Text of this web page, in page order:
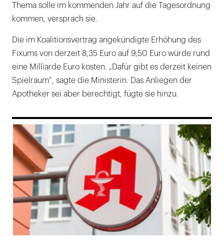
Thema solle im kommenden Jahr auf die Tagesordnung
kommen, versprach sie.
Die im Koalitionsvertrag angekündigte Erhöhung des
Fixums von derzeit 8,35 Euro auf 9,50 Euro würde rund
eine Milliarde Euro kosten. „Dafür gibt es derzeit keinen
Spielraum“, sagte die Ministerin. Das Anliegen der
Apotheker sei aber berechtigt, fügte sie hinzu.
169